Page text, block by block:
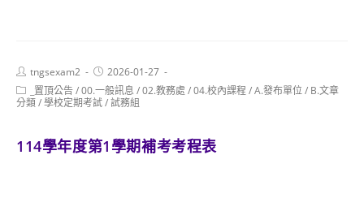
Post
author:
tngsexam2
Post
published:
2026-01-27
Post
category:
_置頂公告/00.一般訊息 /02.教務處 /04.校內課程 /A.發布單位/ B.文章
分類/學校定期考試/試務組
114學年度第1學期補考考程表